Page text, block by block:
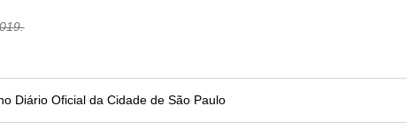
Diário Oficial da Cidade de São Paulo